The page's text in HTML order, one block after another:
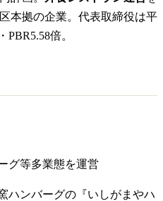
本拠の企業。代表取締役は平
PBR5.58倍。
グ等多業態を運営
ハンバーグの『いしがまやハ